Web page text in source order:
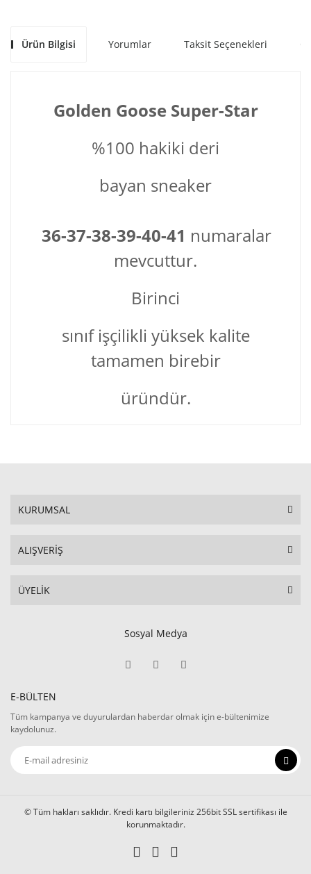
Ürün Bilgisi Yorumlar Taksit Seçenekleri
Golden Goose Super-Star
%100 hakiki deri
bayan sneaker
36-37-38-39-40-41 numaralar
mevcuttur.
Birinci
sınıf işçilikli yüksek kalite
tamamen birebir
üründür.
KURUMSAL
ALIŞVERİŞ
ÜYELİK
Sosyal Medya
E-BÜLTEN
Tüm kampanya ve duyurulardan haberdar olmak için e-bültenimize
kaydolunuz.
© Tüm hakları saklıdır. Kredi kartı bilgileriniz 256bit SSL sertifikası ile
korunmaktadır.